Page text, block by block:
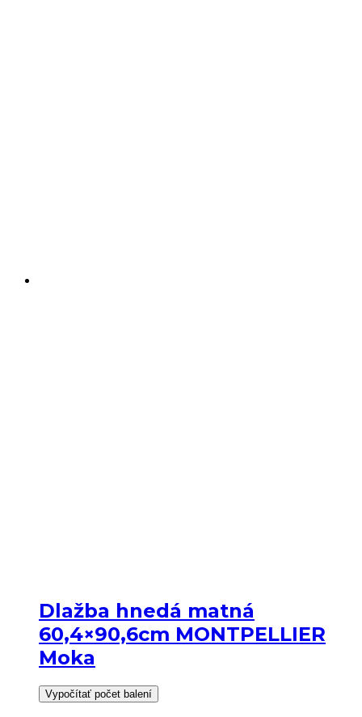
Dlažba hnedá matná
60,4×90,6cm MONTPELLIER
Moka
Vypočítať počet balení